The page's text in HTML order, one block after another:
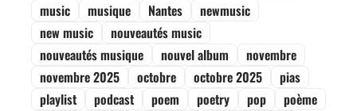
music
musique Nantes
newmusic
new music
nouveautés music
nouveautés musique
nouvel album
novembre
novembre 2025
octobre octobre 2025
pias
playlist
podcast poem poetry pop
poème